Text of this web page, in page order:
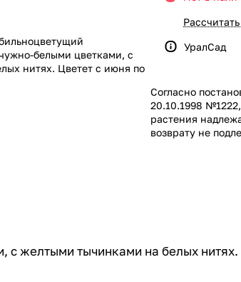
белыми цветками, с
нитях. Цветет с июня по
УралСад
Согласно
20.10.1998
растения
возврату не
желтыми тычинками на белых нитях.